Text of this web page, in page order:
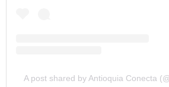
A post shared by Antioquia Conecta